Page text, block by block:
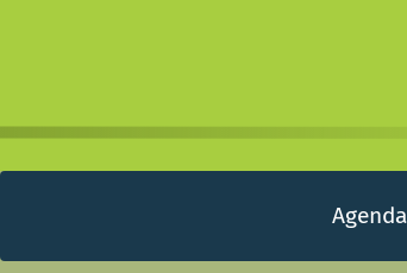
Agenda